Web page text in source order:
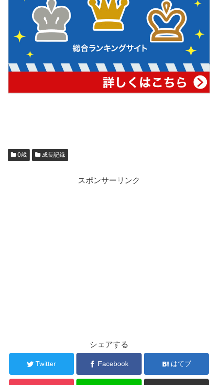
0歳 成長記録
スポンサーリンク
シェアする
Twitter Facebook はてブ